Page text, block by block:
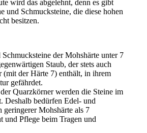
wird das abgelehnt, denn es gibt
und Schmucksteine, die diese hohen
besitzen.
der Mohshärte unter 7
Staub, der stets auch
(mit der Härte 7) enthält, in ihrem
gefährdet.
Quarzkörner werden die Steine im
Deshalb bedürfen Edel- und
geringerer Mohshärte als 7
und Pflege beim Tragen und